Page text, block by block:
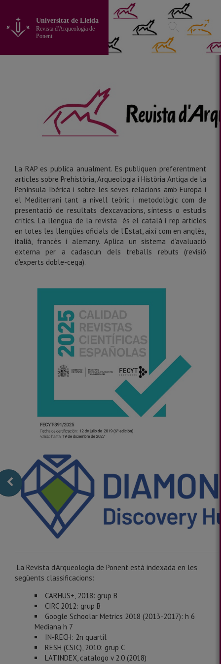
contingut
principal
la
Universitat de Lleida
Revista d'Arqueologia de
Ponent
La RAP es publica anualment. Es publiquen preferentment
articles sobre Prehistòria, Arqueologia i Història Antiga de la
Península Ibèrica i sobre les seves relacions amb Europa i
el Mediterrani tant a nivell teòric i metodològic com de
presentació de resultats d’excavacions, síntesis o estudis
crítics. La llengua de la revista és el català i rep articles
en totes les llengües oficials de l’Estat, així com en anglès,
italià, francès i alemany. Aplica un sistema d’avaluació
externa per a cadascun dels treballs rebuts (revisió
d'experts doble-cega).
La Revista d'Arqueologia de Ponent està indexada en les
següents classificacions:
CARHUS+, 2018: grup B
CIRC 2012: grup B
Google Schoolar Metrics 2018 (2013-2017): h 6
Mediana h 7
IN-RECH: 2n quartil
RESH (CSIC), 2010: grup C
LATINDEX, catalogo v 2.0 (2018)